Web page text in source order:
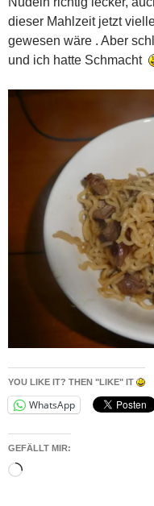
dieser Mahlzeit jetzt
gewesen wäre . Aber
und ich hatte Schmacht
YOU LIKE IT? THEN "LIKE" IT
WhatsApp
GEFÄLLT MIR:
Wird